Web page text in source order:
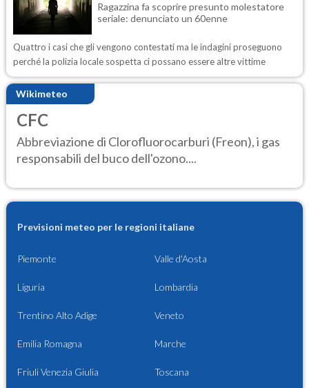
Ragazzina fa scoprire presunto molestatore
seriale: denunciato un 60enne
Quattro i casi che gli vengono contestati ma le indagini proseguono
perché la polizia locale sospetta ci possano essere altre vittime
Wikimeteo
CFC
Abbreviazione di Clorofluorocarburi (Freon), i gas
responsabili del buco dell'ozono....
Previsioni meteo per le regioni italiane
Piemonte Valle d'Aosta
Liguria Lombardia
Trentino Alto Adige Veneto
Emilia Romagna Marche
Friuli Venezia Giulia Toscana